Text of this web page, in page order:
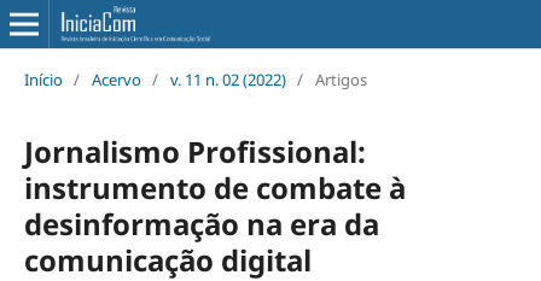
Início / Acervo / v. 11 n. 02 (2022) / Artigos
Jornalismo Profissional:
instrumento de combate à
desinformação na era da
comunicação digital